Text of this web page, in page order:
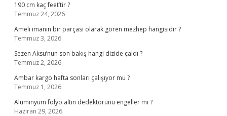
190 cm kaç feet’tir ?
Temmuz 24, 2026
Ameli imanın bir parçası olarak gören mezhep hangisidir ?
Temmuz 3, 2026
Sezen Aksu’nun son bakış hangi dizide çaldı ?
Temmuz 2, 2026
Ambar kargo hafta sonları çalışıyor mu ?
Temmuz 1, 2026
Alüminyum folyo altın dedektörünü engeller mi ?
Haziran 29, 2026